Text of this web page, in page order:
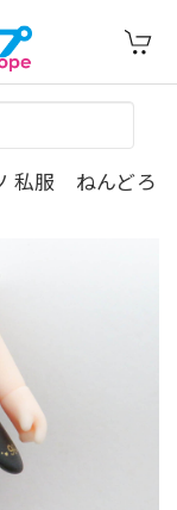
私服 ねんどろ